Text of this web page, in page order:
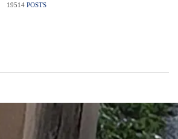
19514 POSTS